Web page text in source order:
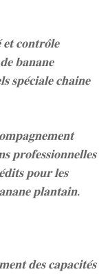
𝐜𝐨𝐧𝐭𝐫𝐨̂𝐥𝐞
𝐝𝐞 𝐛𝐚𝐧𝐚𝐧𝐞
𝐬𝐩𝐞́𝐜𝐢𝐚𝐥𝐞 𝐜𝐡𝐚𝐢𝐧𝐞
𝐩𝐫𝐨𝐟𝐞𝐬𝐬𝐢𝐨𝐧𝐧𝐞𝐥𝐥𝐞𝐬
𝐩𝐨𝐮𝐫 𝐥𝐞𝐬
𝐩𝐥𝐚𝐧𝐭𝐚𝐢𝐧.
𝐝𝐞𝐬 𝐜𝐚𝐩𝐚𝐜𝐢𝐭𝐞́𝐬